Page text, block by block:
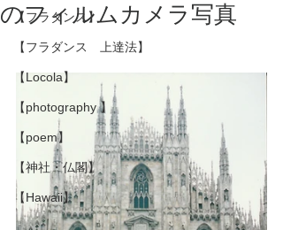
【フラダンス】
【フラダンス 上達法】
【Locola】
【photography 】
【poem】
【神社・仏閣】
【Hawaii】
のフィルムカメラ写真